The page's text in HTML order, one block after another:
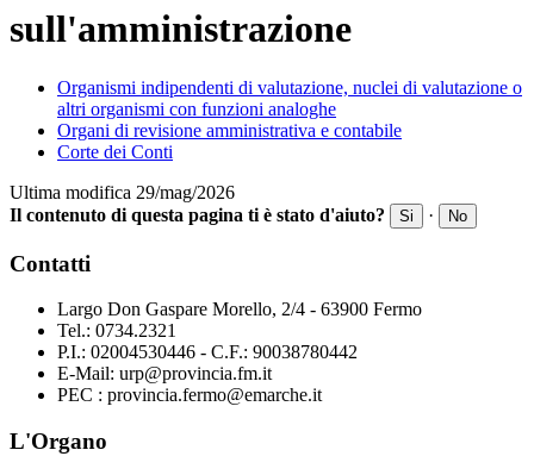
sull'amministrazione
Organismi indipendenti di valutazione, nuclei di valutazione o
altri organismi con funzioni analoghe
Organi di revisione amministrativa e contabile
Corte dei Conti
Ultima modifica 29/mag/2026
Il contenuto di questa pagina ti è stato d'aiuto?
Si · No
Contatti
Largo Don Gaspare Morello, 2/4 - 63900 Fermo
Tel.: 0734.2321
P.I.: 02004530446 - C.F.: 90038780442
E-Mail: urp@provincia.fm.it
PEC : provincia.fermo@emarche.it
L'Organo